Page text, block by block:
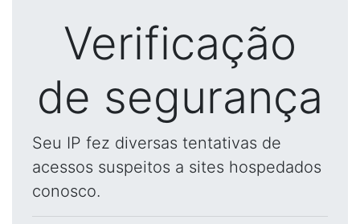
Verificação
de segurança
Seu IP fez diversas tentativas de
acessos suspeitos a sites hospedados
conosco.